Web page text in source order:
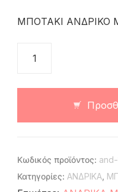
ΜΠΟΤΑΚΙ ΑΝΔΡΙΚΟ
Κωδικός προϊόντος:
Κατηγορίες: ΑΝΔΡΙΚΑ,